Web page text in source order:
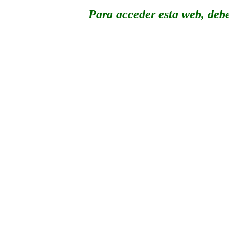
Para acceder esta web,